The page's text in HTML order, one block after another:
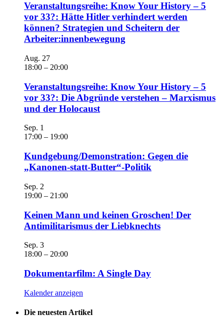
Veranstaltungsreihe: Know Your History – 5
vor 33?: Hätte Hitler verhindert werden
können? Strategien und Scheitern der
Arbeiter:innenbewegung
Aug. 27
18:00 – 20:00
Veranstaltungsreihe: Know Your History – 5
vor 33?: Die Abgründe verstehen – Marxismus
und der Holocaust
Sep. 1
17:00 – 19:00
Kundgebung/Demonstration: Gegen die
„Kanonen-statt-Butter“-Politik
Sep. 2
19:00 – 21:00
Keinen Mann und keinen Groschen! Der
Antimilitarismus der Liebknechts
Sep. 3
18:00 – 20:00
Dokumentarfilm: A Single Day
Kalender anzeigen
Die neuesten Artikel